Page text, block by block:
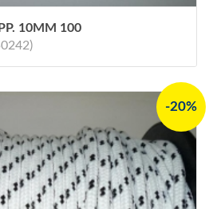
10MM 100
-20%